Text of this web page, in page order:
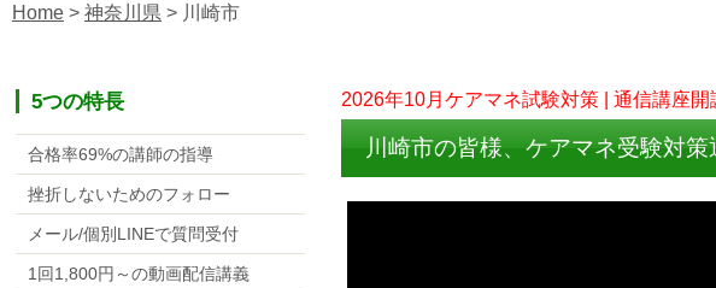
Home > 神奈川県 > 川崎市
2026年10月ケアマネ試験対策 | 通信講座開
川崎市の皆様、ケアマネ受験対策
5つの特長
合格率69%の講師の指導
挫折しないためのフォロー
メール/個別LINEで質問受付
1回1,800円～の動画配信講義